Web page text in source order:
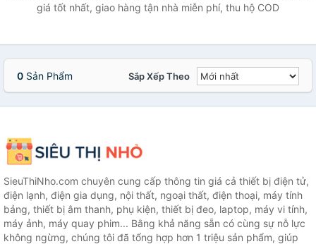
giá tốt nhất, giao hàng tận nhà miễn phí, thu hộ COD
0 Sản Phẩm Sắp Xếp Theo
SieuThiNho.com chuyên cung cấp thông tin giá cả thiết bị điện tử,
điện lạnh, điện gia dụng, nội thất, ngoại thất, điện thoại, máy tính
bảng, thiết bị âm thanh, phụ kiện, thiết bị đeo, laptop, máy vi tính,
máy ảnh, máy quay phim... Bằng khả năng sẵn có cùng sự nỗ lực
không ngừng, chúng tôi đã tổng hợp hơn 1 triệu sản phẩm, giúp